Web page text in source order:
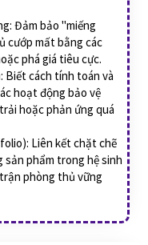
Đảm bảo "miếng
cướp mất bằng các
phá giá tiêu cực.
Biết cách tính toán và
hoạt động bảo vệ
hoặc phản ứng quá
Liên kết chặt chẽ
sản phẩm trong hệ sinh
phòng thủ vững